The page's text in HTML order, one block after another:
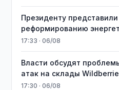
Президенту
реформированию
17:33 · 06/08
Власти обсудят
атак на склады
17:30 · 06/08